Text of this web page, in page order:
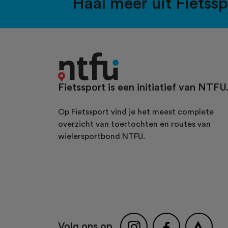
Haal meer uit
Fietssport is een initiatief van NTFU.
Op Fietssport vind je het meest complete
overzicht van toertochten en routes van
wielersportbond NTFU.